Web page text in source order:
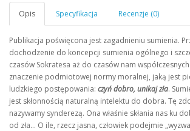
Publikacja poświęcona jest zagadnieniu sumienia.
dochodzenie do koncepcji sumienia ogólnego i
czasów Sokratesa aż do czasów nam
znaczenie podmiotowej normy moralnej, jaką jest
ludzkiego postępowania: czyń dobro, unikaj zła.
jest skłonnością naturalną intelektu do dobra. Tę
nazywamy synderezą. Ona właśnie skłania nas ku
od zła… O ile, rzecz jasna, człowiek podejmie